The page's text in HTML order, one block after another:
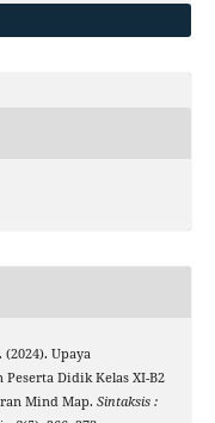
Upaya
Didik Kelas XI-B2
Mind Map. Sintaksis :